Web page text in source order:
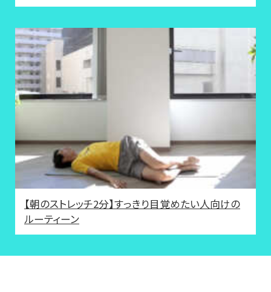
【朝のストレッチ2分】すっきり目覚めたい人向けの
ルーティーン